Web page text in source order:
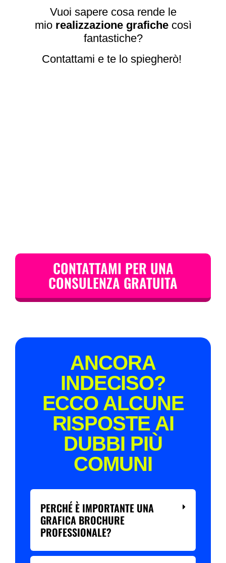
Vuoi sapere cosa rende le
mio realizzazione grafichecosì
fantastiche?
Contattami e te lo spiegherò!
CONTATTAMI PER UNA
CONSULENZA GRATUITA
ANCORA
INDECISO?
ECCO ALCUNE
RISPOSTE AI
DUBBI PIÙ
COMUNI
PERCHÉ È IMPORTANTE UNA
GRAFICA BROCHURE
PROFESSIONALE?